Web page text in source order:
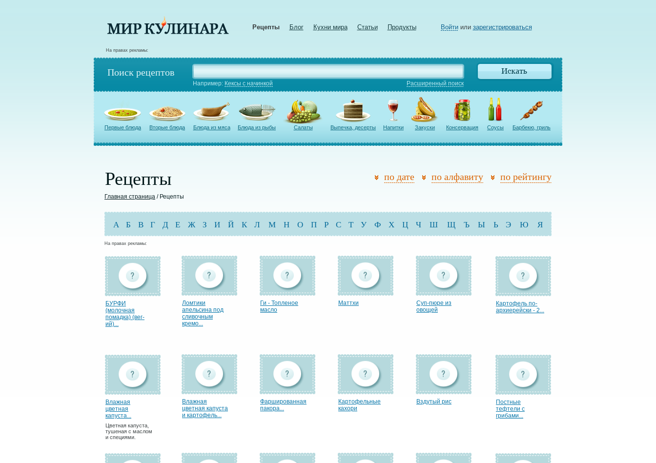
Рецепты Блог Кухни мира Статьи Продукты Войтиили зарегистрироваться
На правах рекламы:
Поиск рецептов
Например: Кексы с начинкой Расширенный поиск
Первые блюда Вторые блюда Блюда из мяса Блюда из рыбы Салаты Выпечка, десерты Напитки Закуски Консервация Соусы Барбекю, гриль
Рецепты по дате по алфавиту по рейтингу
Главная страница / Рецепты
А Б В Г Д Е Ж З И Й К Л М Н О П Р С Т У Ф Х Ц Ч Ш Щ Ъ Ы Ь Э Ю Я
На правах рекламы:
БУРФИ
(молочная
помадка) (вег-
ий)...
Ломтики
апельсина под
сливочным
кремо...
Ги - Топленое
масло
Маттхи
Суп-пюре из
овощей
Картофель по-
архиерейски - 2...
Влажная
цветная
капуста...
Цветная капуста,
тушеная с маслом
и специями.
Влажная
цветная капуста
и картофель...
Фаршированная
пакора...
Картофельные
кахори
Вздутый рис
Постные
тефтели с
грибами...